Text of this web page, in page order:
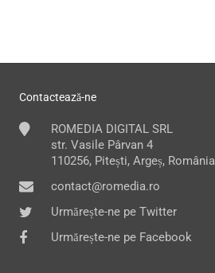
Contactează-ne
ROMEDIA DIGITAL SRL
str. Vasile Pârvan 4
110256, Pitești, Argeș, România
contact@romedia.ro
Urmărește-ne pe Twitter
Urmărește-ne pe Facebook